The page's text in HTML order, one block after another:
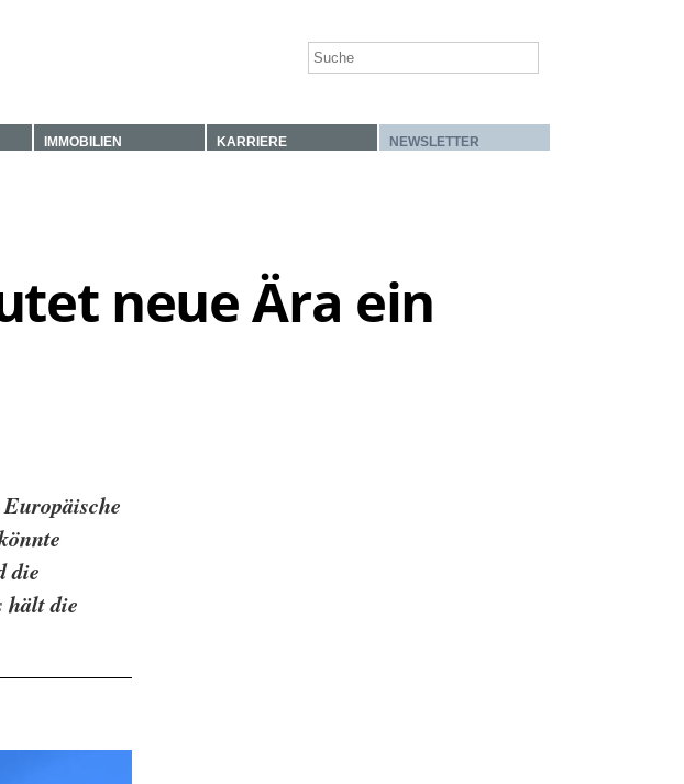
IMMOBILIEN KARRIERE NEWSLETTER
neue Ära ein
die
hält die